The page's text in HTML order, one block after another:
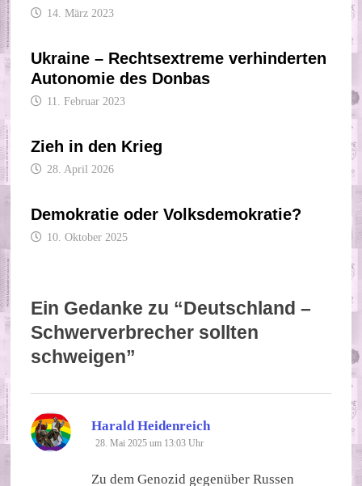
14. März 2023
Ukraine – Rechtsextreme verhinderten
Autonomie des Donbas
11. Februar 2023
Zieh in den Krieg
28. April 2026
Demokratie oder Volksdemokratie?
10. Oktober 2025
Ein Gedanke zu “Deutschland –
Schwerverbrecher sollten
schweigen”
Harald Heidenreich
28. Mai 2025 um 13:03 Uhr
Zu dem Genozid gegenüber Russen